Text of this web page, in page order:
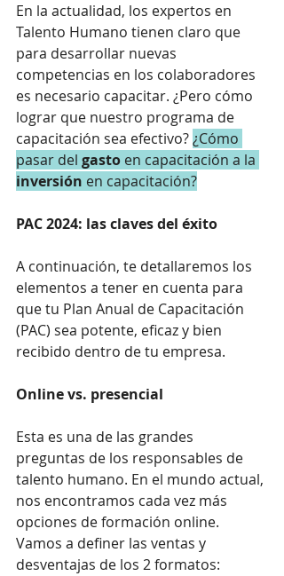
En la actualidad, los expertos en
Talento Humano tienen claro que
para desarrollar nuevas
competencias en los colaboradores
es necesario capacitar. ¿Pero cómo
lograr que nuestro programa de
capacitación sea efectivo? ¿Cómo
pasar del gasto en capacitación a la
inversión en capacitación?
PAC 2024: las claves del éxito
A continuación, te detallaremos los
elementos a tener en cuenta para
que tu Plan Anual de Capacitación
(PAC) sea potente, eficaz y bien
recibido dentro de tu empresa.
Online vs. presencial
Esta es una de las grandes
preguntas de los responsables de
talento humano. En el mundo actual,
nos encontramos cada vez más
opciones de formación online.
Vamos a definer las ventas y
desventajas de los 2 formatos: